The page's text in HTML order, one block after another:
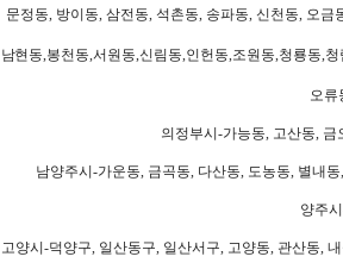
문정동, 방이동, 삼전동, 석촌동, 송파동, 신천동, 오
남현동,봉천동,서원동,신림동,인헌동,조원동,청룡동,
오류
의정부시-가능동, 고산동,
남양주시-가운동, 금곡동, 다산동, 도농동, 별내
양주
고양시-덕양구, 일산동구, 일산서구, 고양동, 관산동,